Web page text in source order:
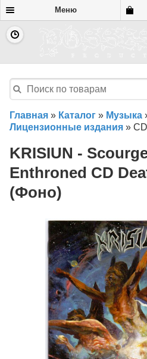
Меню
Главная » Каталог » Музыка
Лицензионные издания »
KRISIUN -
Enthroned CD
(Фоно)